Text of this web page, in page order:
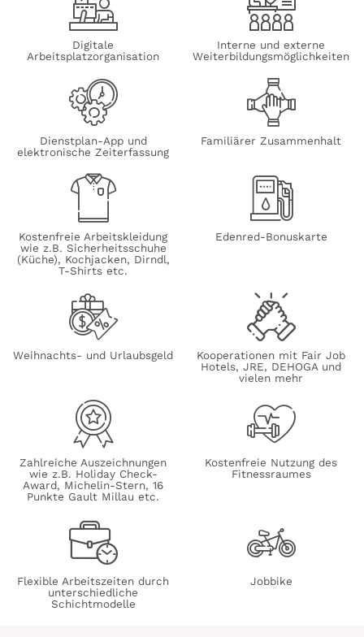
Digitale
Arbeitsplatzorganisation
Interne und externe
Weiterbildungsmöglichkeiten
Dienstplan-App und
elektronische Zeiterfassung
Familiärer Zusammenhalt
Kostenfreie Arbeitskleidung
wie z.B. Sicherheitsschuhe
(Küche), Kochjacken, Dirndl,
T-Shirts etc.
Edenred-Bonuskarte
Weihnachts- und Urlaubsgeld
Kooperationen mit Fair Job
Hotels, JRE, DEHOGA und
vielen mehr
Zahlreiche Auszeichnungen
wie z.B. Holiday Check-
Award, Michelin-Stern, 16
Punkte Gault Millau etc.
Kostenfreie Nutzung des
Fitnessraumes
Flexible Arbeitszeiten durch
unterschiedliche
Schichtmodelle
Jobbike